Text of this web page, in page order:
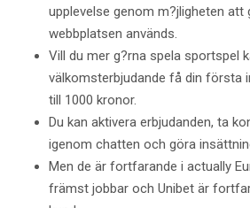
upplevelse genom m?jligheten att
webbplatsen används.
Vill du mer g?rna spela sportspel
välkomsterbjudande få din första
till 1000 kronor.
Du kan aktivera erbjudanden, ta
igenom chatten och göra
Men de är fortfarande i actually
främst jobbar och Unibet är